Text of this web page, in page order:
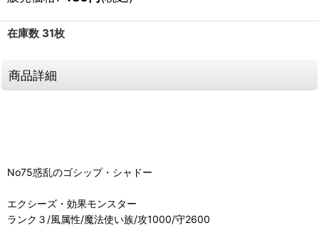
在庫数 31枚
商品詳細
No75惑乱のゴシップ・シャドー
エクシーズ・効果モンスター
ランク３/風属性/魔法使い族/攻1000/守2600